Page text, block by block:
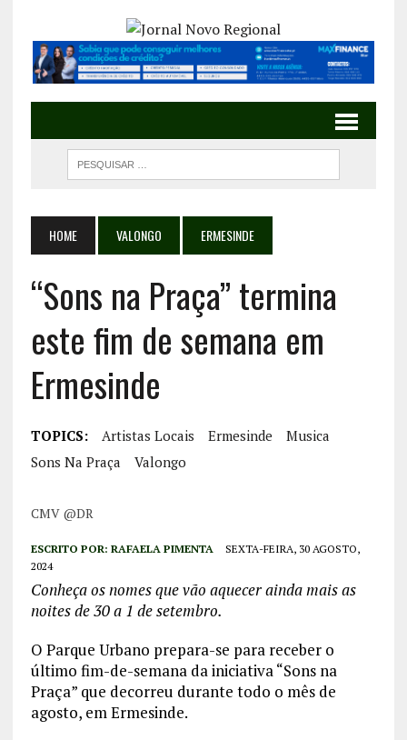
HOME VALONGO ERMESINDE
“Sons na Praça” termina
este fim de semana em
Ermesinde
TOPICS: Artistas Locais Ermesinde
Musica
Sons Na Praça
Valongo
CMV @DR
ESCRITO POR: RAFAELA PIMENTA
SEXTA-FEIRA, 30 AGOSTO,
2024
Conheça os nomes que vão aquecer ainda mais as
noites de 30 a 1 de setembro.
O Parque Urbano prepara-se para receber o
último fim-de-semana da iniciativa “Sons na
Praça” que decorreu durante todo o mês de
agosto, em Ermesinde.